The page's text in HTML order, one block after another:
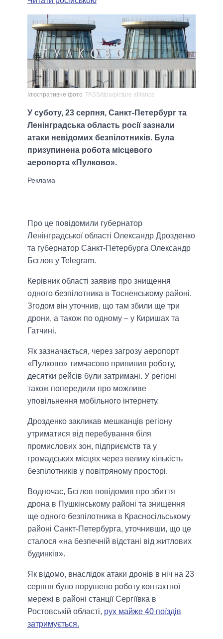
Ілюстративне фото TASS/dpa/picture alliance
У суботу, 23 серпня, Санкт-Петербург та
Ленінградська область росії зазнали
атаки невідомих безпілотників. Була
призупинена робота місцевого
аеропорта «Пулково».
Про це повідомили губернатор
Ленінградської області Олександр Дрозденко
та губернатор Санкт-Петербурга Олександр
Бєглов у Telegram.
Керівник області заявив про знищення
одного безпілотника в Тосненському районі.
Згодом він уточнив, що там збили ще три
дрони, а також по одному – у Киришах та
Гатчині.
Як зазначається, через загрозу аеропорт
«Пулково» тимчасово припинив роботу,
десятки рейсів були затримані. У регіоні
також попередили про можливе
уповільнення мобільного інтернету.
Дрозденко закликав мешканців регіону
утриматися від перебування біля
промислових зон, підприємств та у
громадських місцях через велику кількість
безпілотників у повітряному просторі.
Водночас, Бєглов повідомив про збиття
дрона в Пушкінському районі та знищення
ще одного безпілотника в Красносільському
районі Санкт-Петербурга, уточнивши, що це
сталося «на безпечній відстані від житлових
будинків».
Як відомо, внаслідок атаки дронів в ніч на 23
серпня було порушено роботу контактної
мережі в районі станції Сергіївка в
Ростовській області, рух майже 40 поїздів
затримується.